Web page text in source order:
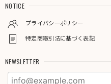
NOTICE
プライバシーポリシー
特定商取引法に基づく表記
NEWSLETTER